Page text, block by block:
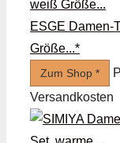
ESGE Damen-
Größe...*
Zum Shop *
Versandkosten